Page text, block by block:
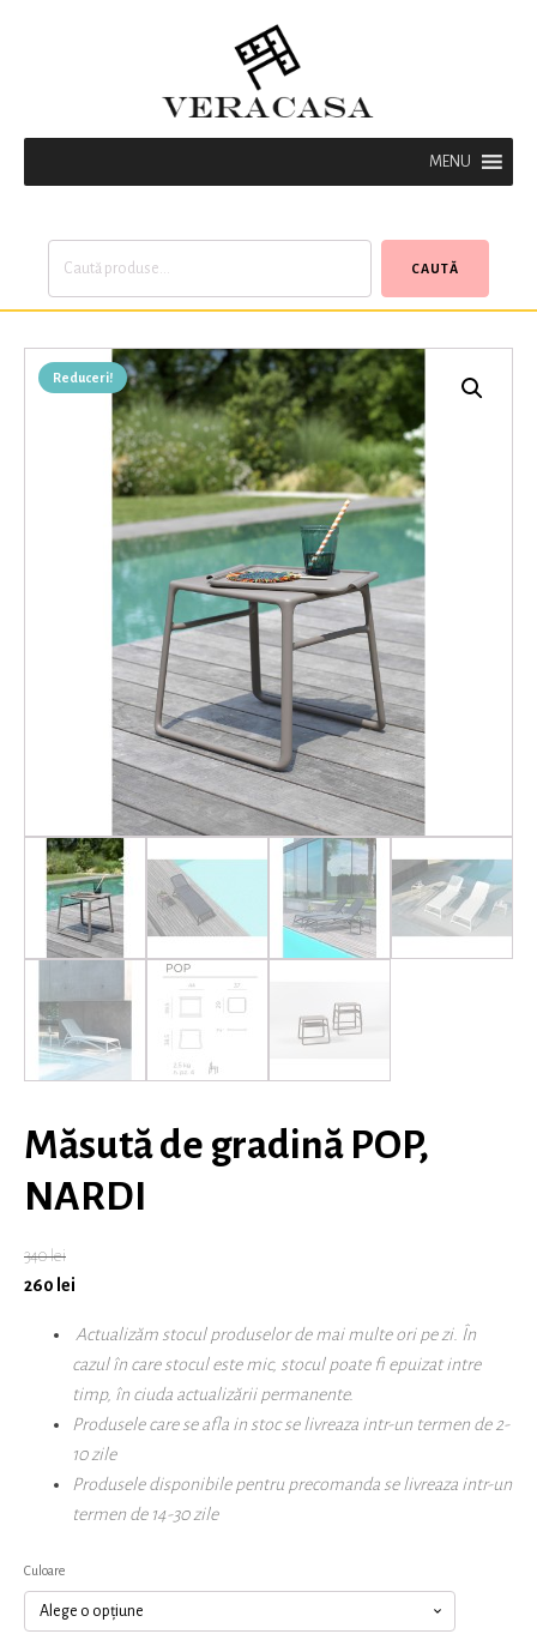
MENU
Caută
CAUTĂ
Reduceri!
Măsută de gradină POP,
NARDI
340lei
260 lei
Actualizăm stocul produselor de mai multe ori pe zi. În
cazul în care stocul este mic, stocul poate fi epuizat intre
timp, în ciuda actualizării permanente.
Produsele care se afla in stoc se livreaza intr-un termen de 2-
10 zile
Produsele disponibile pentru precomanda se livreaza intr-un
termen de 14-30 zile
Culoare